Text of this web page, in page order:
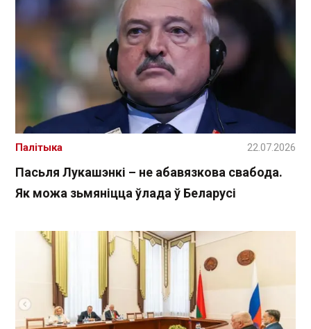
Пасьля Лукашэнкі – не абавязкова свабода.
Як можа зьмяніцца ўлада ў Беларусі
Палітыка 22.07.2026